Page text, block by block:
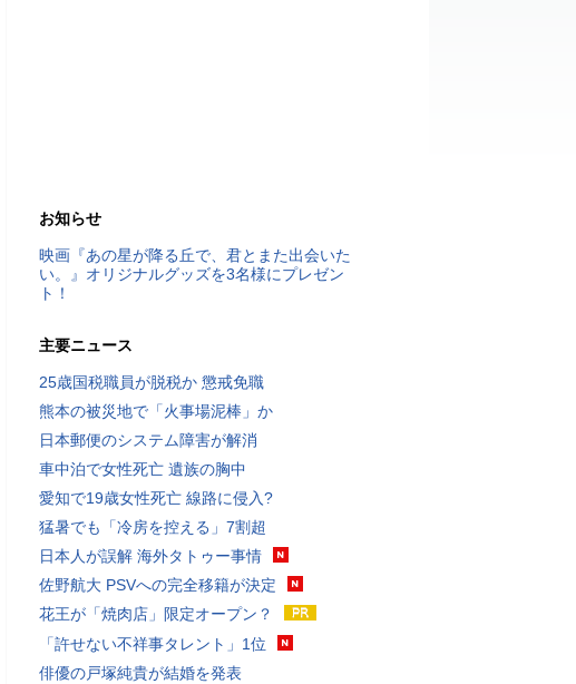
お知らせ
映画『あの星が降る丘で、君とまた出会いた
い。』オリジナルグッズを3名様にプレゼン
ト！
主要ニュース
25歳国税職員が脱税か 懲戒免職
熊本の被災地で「火事場泥棒」か
日本郵便のシステム障害が解消
車中泊で女性死亡 遺族の胸中
愛知で19歳女性死亡 線路に侵入?
猛暑でも「冷房を控える」7割超
日本人が誤解 海外タトゥー事情
佐野航大 PSVへの完全移籍が決定
花王が「焼肉店」限定オープン？
「許せない不祥事タレント」1位
俳優の戸塚純貴が結婚を発表